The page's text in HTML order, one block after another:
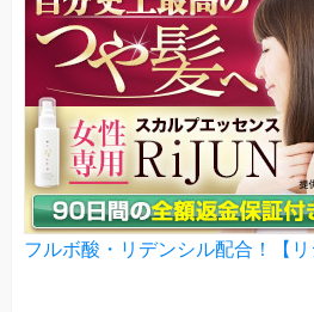
フルボ酸・リデンシル配合！【リ